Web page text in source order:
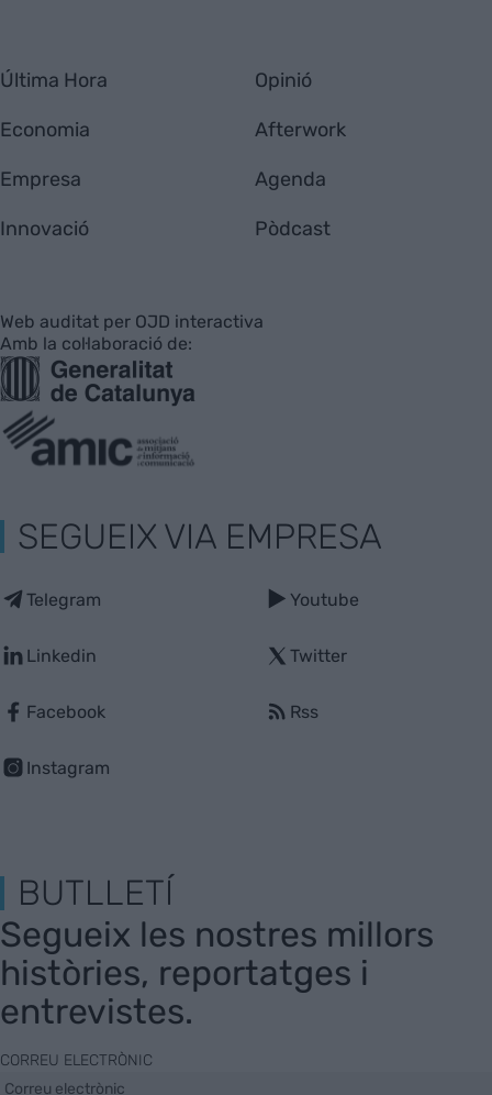
Última Hora
Economia
Empresa
Innovació
Opinió
Afterwork
Agenda
Pòdcast
Web auditat per OJD interactiva
Amb la col·laboració de:
SEGUEIX VIA EMPRESA
Telegram
Linkedin
Facebook
Instagram
Youtube
Twitter
Rss
BUTLLETÍ
Segueix les nostres millors
històries, reportatges i
entrevistes.
CORREU ELECTRÒNIC